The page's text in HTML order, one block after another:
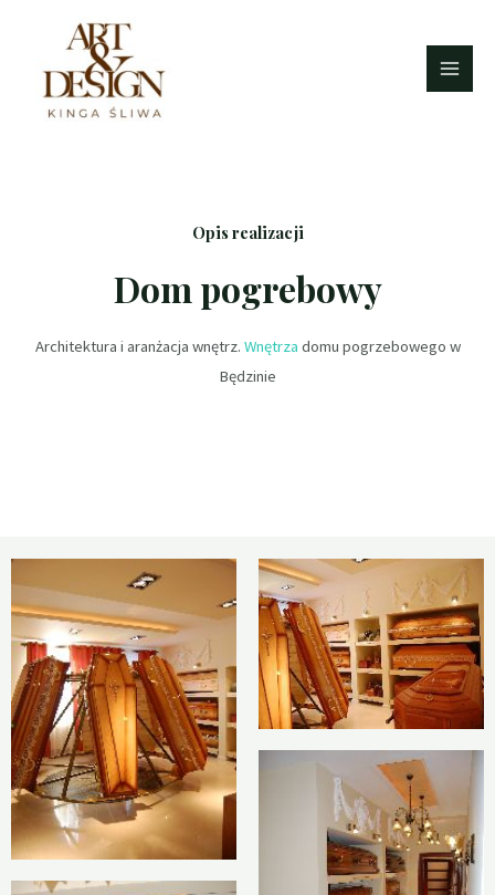
Opis realizacji
Dom pogrebowy
Architektura i aranżacja wnętrz. Wnętrza domu pogrzebowego w
Będzinie